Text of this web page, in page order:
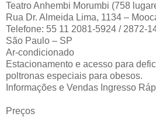
Teatro Anhembi Morumbi (758
Rua Dr. Almeida Lima, 1134 –
Telefone: 55 11 2081-5924 / 2872-
São Paulo – SP
Ar-condicionado
Estacionamento e acesso para
poltronas especiais para obesos.
Informações e Vendas Ingresso
Preços